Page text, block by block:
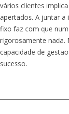
vários clientes
apertados. A juntar
fixo faz com que
rigorosamente nada.
capacidade de
sucesso.